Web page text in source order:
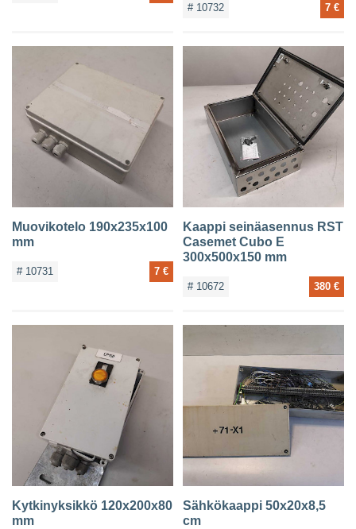
# 10732 7 €
Muovikotelo 190x235x100
mm
# 10731 7 €
Kaappi seinäasennus RST
Casemet Cubo E
300x500x150 mm
# 10672 380 €
Kytkinyksikkö 120x200x80
mm
Sähkökaappi 50x20x8,5
cm